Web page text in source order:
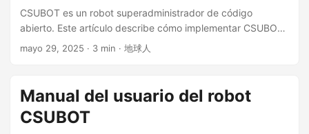
IA bloqueen la cuenta. Puede ver la IP utilizada por los
usuarios para acceder a sitios web chinos, sitios web
bloqueados y sitios web internacionales permitidos
funciones principales: ...
CSUBOT es un robot superadministrador de código
abierto. Este artículo describe cómo implementar CSUBOT
por tu cuenta. Por favor, lee este documento completo
para acceder a diferentes sitios web, para verificar el
entorno de red actual. ...
mayo 29, 2025 · 3 min · 地球人
Manual del usuario del robot
CSUBOT